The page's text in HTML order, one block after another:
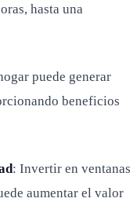
hasta una
puede generar
beneficios
: Invertir en ventanas
aumentar el valor